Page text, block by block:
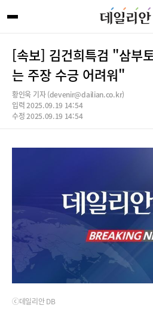
[속보] 김건희특검 "삼부
는 주장 수긍 어려워"
황인욱 기자 (devenir@dailian.co.kr)
입력 2025.09.19 14:54
수정 2025.09.19 14:54
ⓒ데일리안 DB